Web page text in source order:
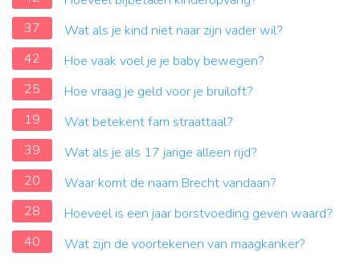
37
Wat als je kind niet naar zijn vader wil?
42
Hoe vaak voel je je baby bewegen?
25
Hoe vraag je geld voor je bruiloft?
19
Wat betekent fam straattaal?
39
Wat als je als 17 jarige alleen rijd?
20
Waar komt de naam Brecht vandaan?
28
Hoeveel is een jaar borstvoeding geven waard?
40
Wat zijn de voortekenen van maagkanker?